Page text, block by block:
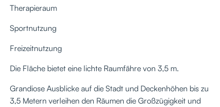
Therapieraum
Sportnutzung
Freizeitnutzung
Die Fläche bietet eine lichte Raumfähre von 3,5 m.
Grandiose Ausblicke auf die Stadt und Deckenhöhen bis zu
3,5 Metern verleihen den Räumen die Großzügigkeit und